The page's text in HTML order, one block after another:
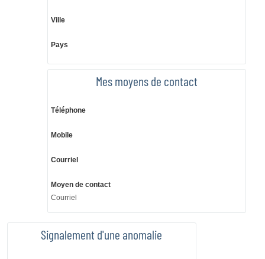
Ville
Pays
Mes moyens de contact
Téléphone
Mobile
Courriel
Moyen de contact
Courriel
Signalement d'une anomalie